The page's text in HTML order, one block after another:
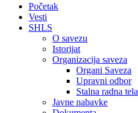
Početak
Vesti
SHLS
O savezu
Istorijat
Organizacija saveza
Organi Saveza
Upravni odbor
Stalna radna tela
Javne nabavke